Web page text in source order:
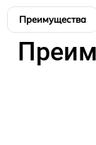
Преимущества